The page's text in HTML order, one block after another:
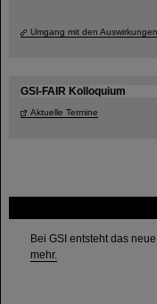
Bei GSI entsteht das
mehr.
Umgang mit den
GSI-FAIR Kolloquium
Aktuelle Termine